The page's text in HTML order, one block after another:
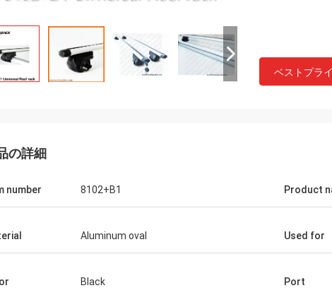
ベストプラ
の詳細
number 8102+B1 Product
Aluminum oval Used for
Black Port